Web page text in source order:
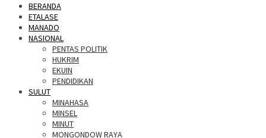
BERANDA
ETALASE
MANADO
NASIONAL
PENTAS POLITIK
HUKRIM
EKUIN
PENDIDIKAN
SULUT
MINAHASA
MINSEL
MINUT
MONGONDOW RAYA